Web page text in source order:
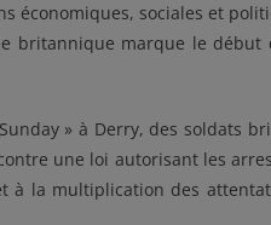
économiques, sociales et
britannique marque le début
» à Derry, des soldats
une loi autorisant les
à la multiplication des